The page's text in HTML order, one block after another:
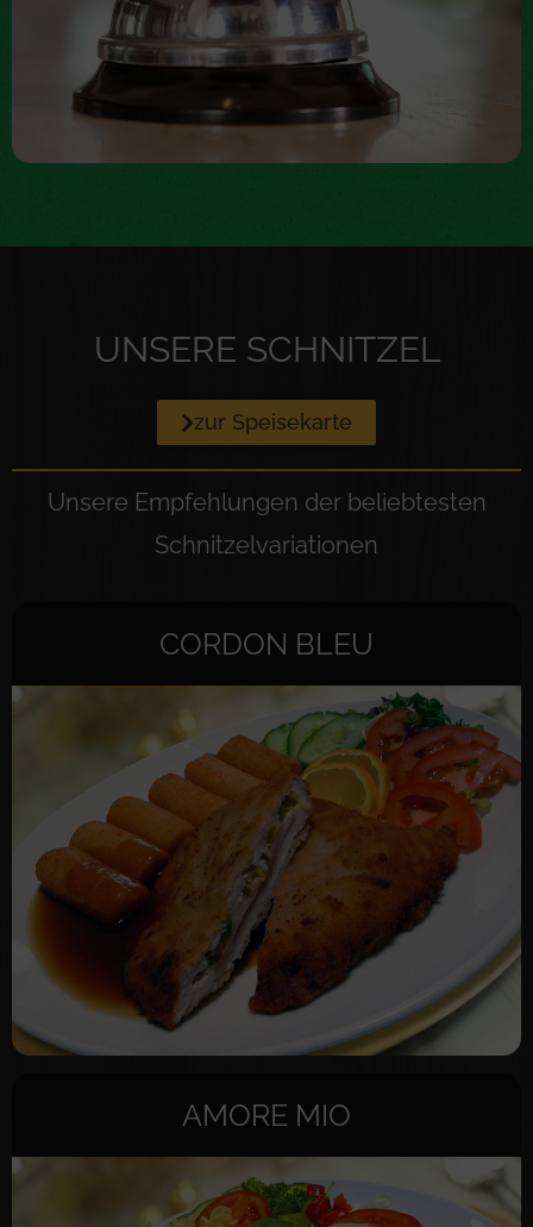
UNSERE SCHNITZEL
zur Speisekarte
Unsere Empfehlungen der beliebtesten
Schnitzelvariationen
CORDON BLEU
AMORE MIO